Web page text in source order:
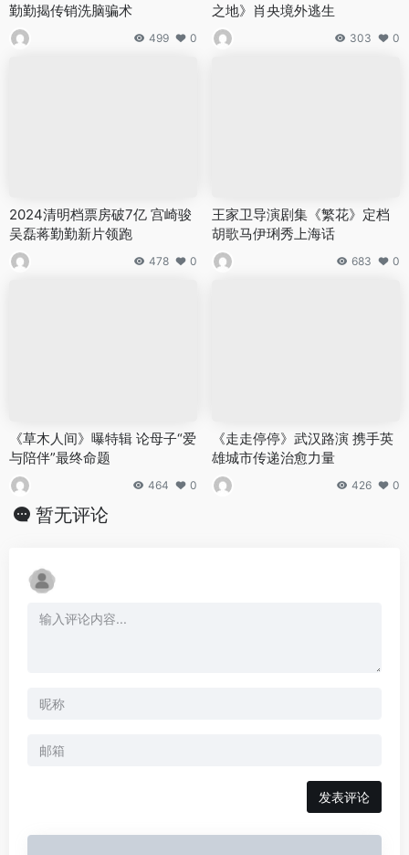
勤勤揭传销洗脑骗术
499 0
之地》肖央境外逃生
303 0
2024清明档票房破7亿 宫崎骏
吴磊蒋勤勤新片领跑
478 0
王家卫导演剧集《繁花》定档
胡歌马伊琍秀上海话
683 0
《草木人间》曝特辑 论母子“爱
与陪伴”最终命题
464 0
《走走停停》武汉路演 携手英
雄城市传递治愈力量
426 0
暂无评论
发表评论